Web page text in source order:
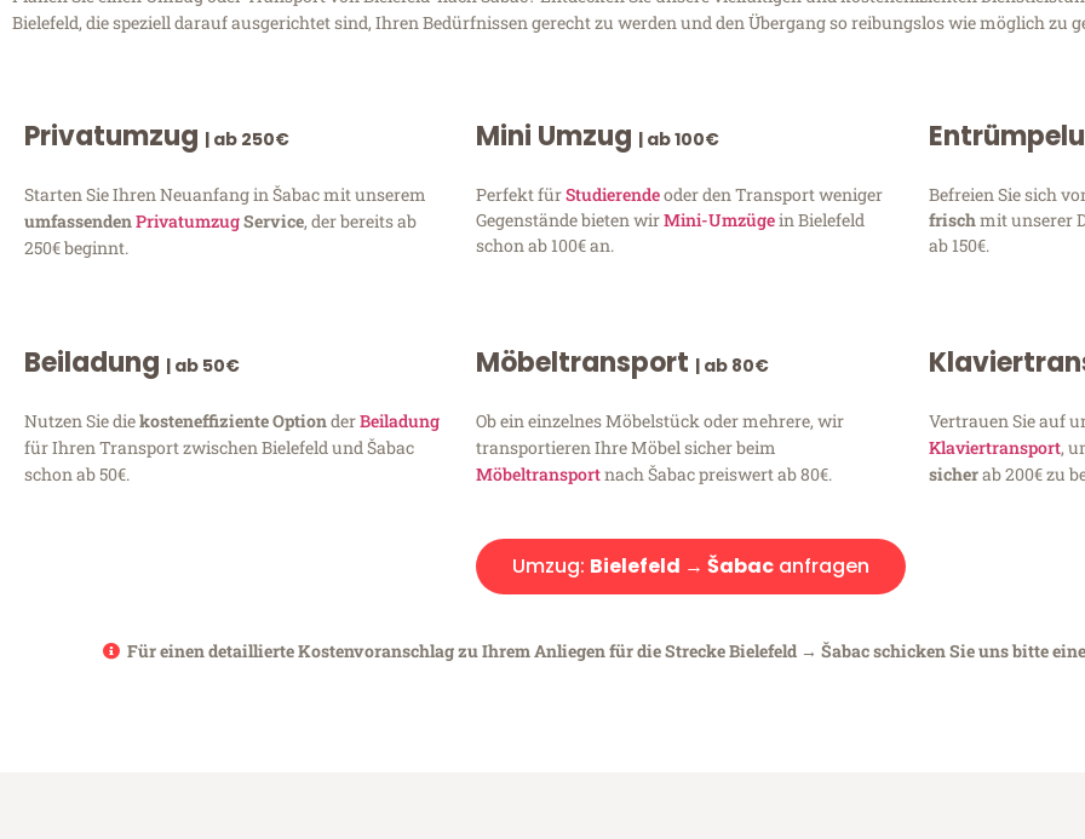
Bielefeld, die speziell darauf ausgerichtet sind, Ihren Bedürfnissen gerecht zu werden und den Übergang so reibungslos wie möglich zu
Privatumzug | ab 250€
Starten Sie Ihren Neuanfang in Šabac mit unserem
umfassendenPrivatumzugService, der bereits ab
250€ beginnt.
Mini Umzug | ab 100€
Perfekt fürStudierendeoder den Transport weniger
Gegenstände bieten wirMini-Umzügein Bielefeld
schon ab 100€ an.
Befreien Sie sich
frischmit unserer
ab 150€.
Beiladung | ab 50€
Nutzen Sie diekosteneffiziente OptionderBeiladung
für Ihren Transport zwischen Bielefeld und Šabac
schon ab 50€.
Möbeltransport | ab 80€
Ob ein einzelnes Möbelstück oder mehrere, wir
transportieren Ihre Möbel sicher beim
Möbeltransportnach Šabac preiswert ab 80€.
Vertrauen Sie auf
Klaviertransport,
sicherab 200€ zu
Umzug: Bielefeld → Šabacanfragen
Für einen detaillierte Kostenvoranschlag zu Ihrem Anliegen für die Strecke Bielefeld → Šabac schicken Sie uns bitte